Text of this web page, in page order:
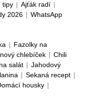
tipy | Ajťák radí |
2026 | WhatsApp
| Fazolky na
chlebíček | Chili
salát | Jahodový
| Sekaná recept |
housky |